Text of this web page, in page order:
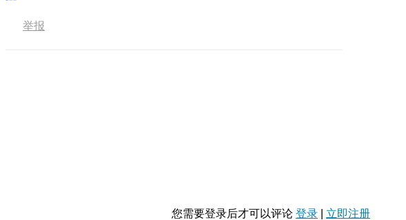
举报
您需要登录后才可以评论 登录 立即注册